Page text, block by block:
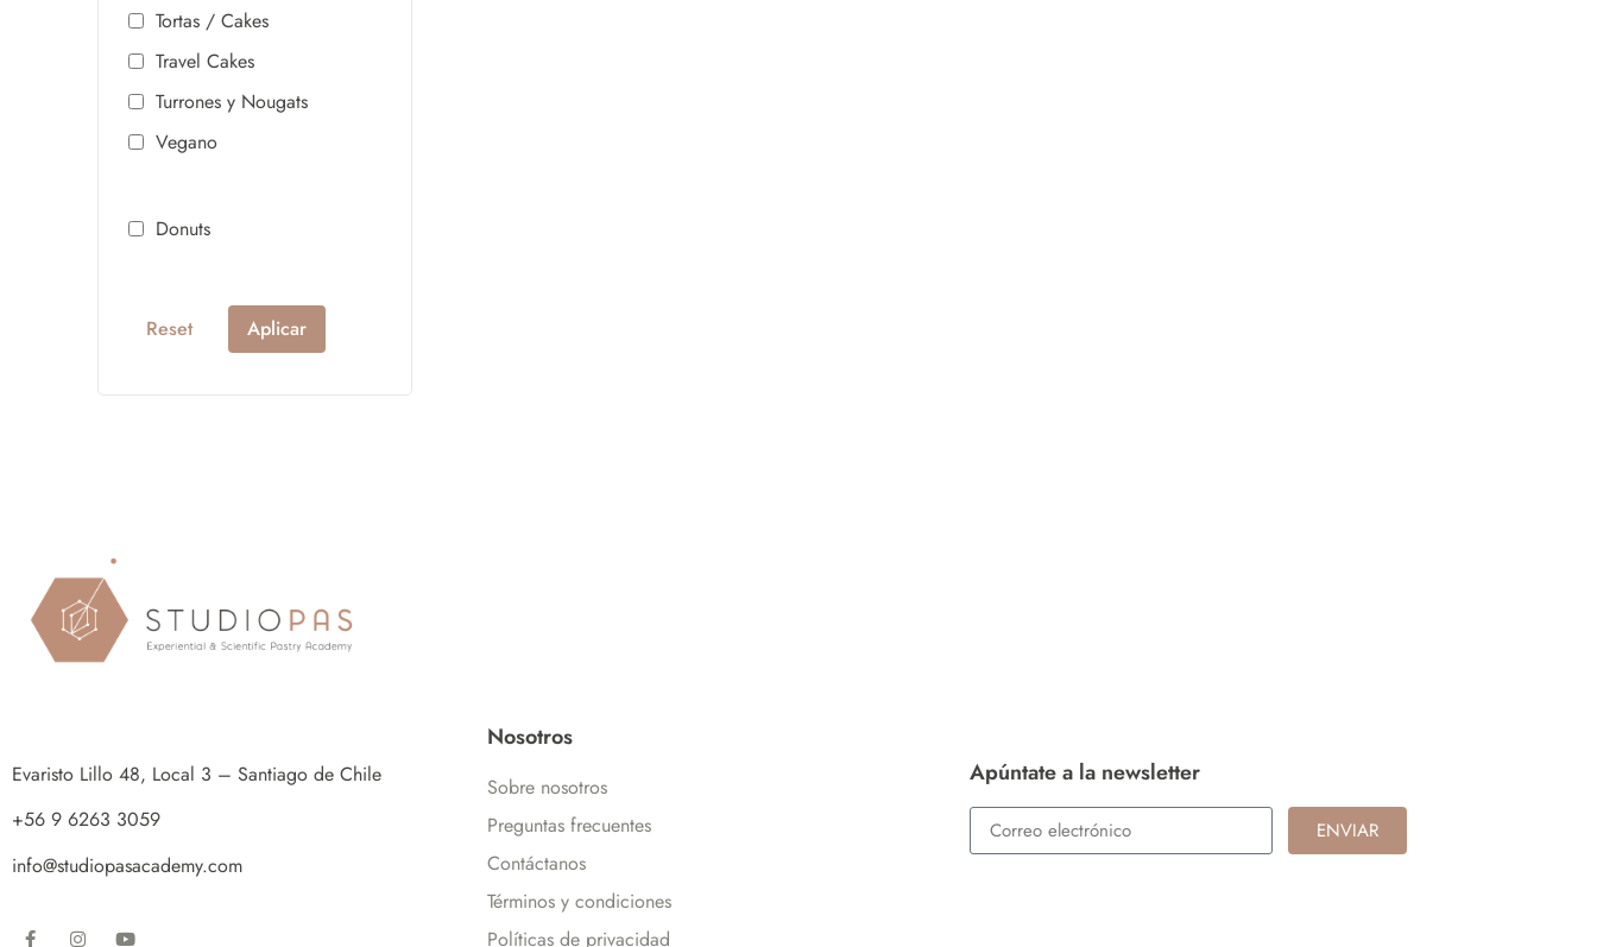
Tortas / Cakes
Travel Cakes
Turrones y Nougats
Vegano
Donuts
Reset
Evaristo Lillo 48, Local 3 – Santiago de Chile
+56 9 6263 3059
info@studiopasacademy.com
Nosotros
Sobre nosotros
Preguntas frecuentes
Contáctanos
Términos y condiciones
Políticas de privacidad
Apúntate a la newsletter
ENVIAR